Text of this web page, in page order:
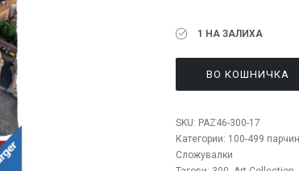
1 НА ЗАЛИХА
ВО КОШНИЧКА
SKU: PAZ46-300-17
Категории: 100-499
Сложувалки